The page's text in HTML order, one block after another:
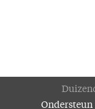
Ondersteun